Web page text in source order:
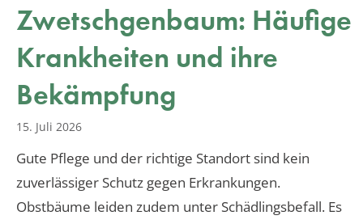
Zwetschgenbaum: Häufige
Krankheiten und ihre
Bekämpfung
15. Juli 2026
Gute Pflege und der richtige Standort sind kein
zuverlässiger Schutz gegen Erkrankungen.
Obstbäume leiden zudem unter Schädlingsbefall. Es